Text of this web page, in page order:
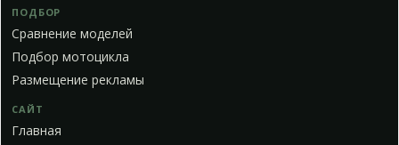
ПОДБОР
Сравнение моделей
Подбор мотоцикла
Размещение рекламы
САЙТ
Главная